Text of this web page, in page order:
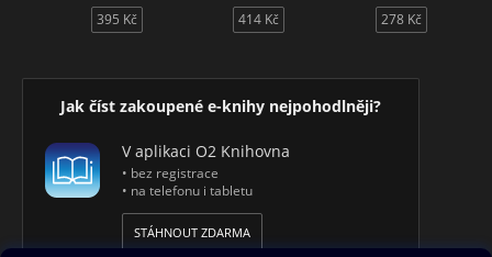
395 Kč 414 Kč 278 Kč
Jak číst zakoupené e-knihy nejpohodlněji?
V aplikaci O2 Knihovna
• bez registrace
• na telefonu i tabletu
STÁHNOUT ZDARMA